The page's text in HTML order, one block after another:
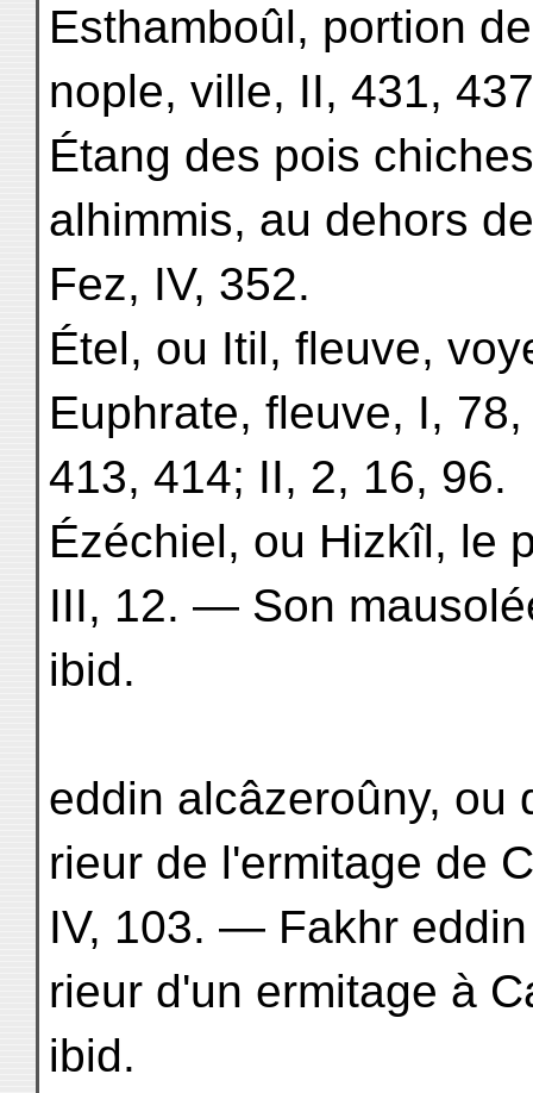
Esthamboûl, portion
nople, ville, II, 431,
Étang des pois
alhimmis, au dehors
Fez, IV, 352.
Étel, ou Itil, fleuve,
Euphrate, fleuve, I,
413, 414; II, 2, 16, 96.
Ézéchiel, ou Hizkîl, le
III, 12. — Son
ibid.
eddin alcâzeroûny, ou
rieur de l'ermitage de
IV, 103. — Fakhr
rieur d'un ermitage à
ibid.